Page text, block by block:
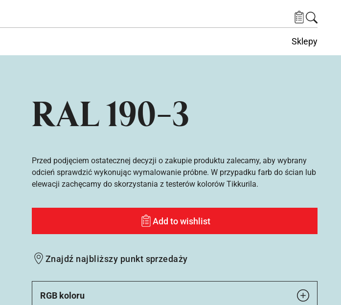
Sklepy
RAL 190-3
Przed podjęciem ostatecznej decyzji o zakupie produktu zalecamy, aby wybrany
odcień sprawdzić wykonując wymalowanie próbne. W przypadku farb do ścian lub
elewacji zachęcamy do skorzystania z testerów kolorów Tikkurila.
Add to wishlist
Znajdź najbliższy punkt sprzedaży
RGB koloru